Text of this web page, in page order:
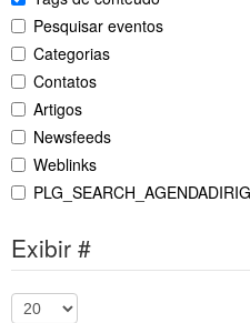
Pesquisar eventos
Categorias
Contatos
Artigos
Newsfeeds
Weblinks
Exibir #